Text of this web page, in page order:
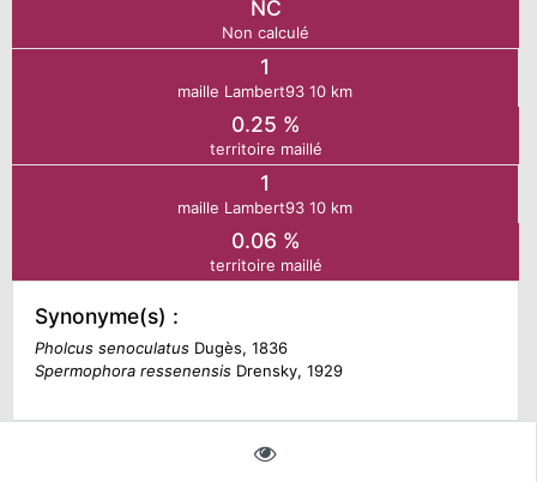
NC
Non calculé
1
maille Lambert93 10 km
0.25 %
territoire maillé
1
maille Lambert93 10 km
0.06 %
territoire maillé
Synonyme(s) :
Pholcus senoculatusDugès, 1836
Spermophora ressenensisDrensky, 1929